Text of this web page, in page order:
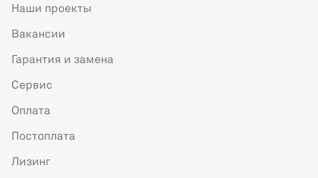
Наши проекты
Вакансии
Гарантия и замена
Сервис
Оплата
Постоплата
Лизинг